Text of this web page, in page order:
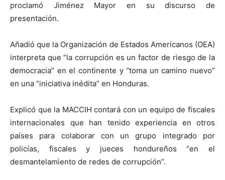
proclamó Jiménez Mayor en su discurso de
presentación.
Añadió que la Organización de Estados Americanos (OEA)
interpreta que “la corrupción es un factor de riesgo de la
democracia” en el continente y “toma un camino nuevo”
en una “iniciativa inédita” en Honduras.
Explicó que la MACCIH contará con un equipo de fiscales
internacionales que han tenido experiencia en otros
países para colaborar con un grupo integrado por
policías, fiscales y jueces hondureños “en el
desmantelamiento de redes de corrupción”.